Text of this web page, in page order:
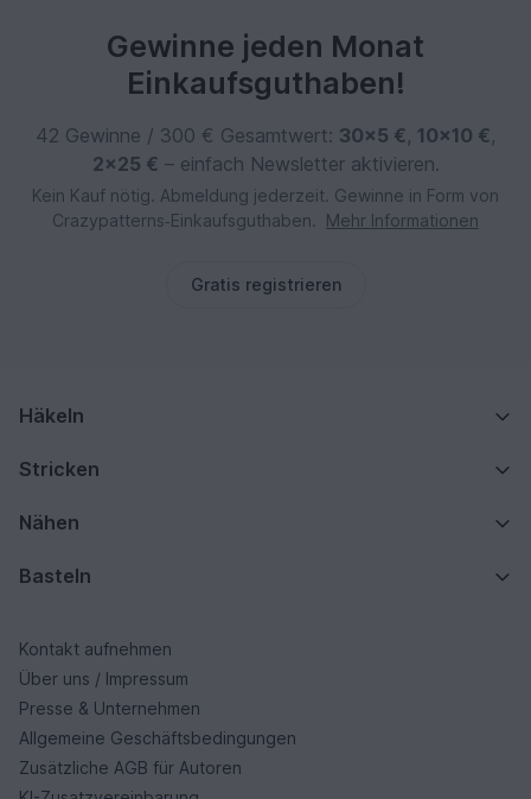
Gewinne jeden Monat
Einkaufsguthaben!
42 Gewinne / 300 € Gesamtwert: 30×5 €, 10×10 €,
2×25 € – einfach Newsletter aktivieren.
Kein Kauf nötig. Abmeldung jederzeit. Gewinne in Form von
Crazypatterns‑Einkaufsguthaben.
Mehr Informationen
Gratis registrieren
Häkeln
Stricken
Nähen
Basteln
Kontakt aufnehmen
Über uns / Impressum
Presse & Unternehmen
Allgemeine Geschäftsbedingungen
Zusätzliche AGB für Autoren